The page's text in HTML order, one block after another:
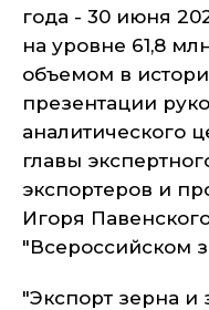
года - 30 июня
на уровне 61,8
объемом в
презентации
аналитического
главы
экспортеров и
Игоря
"Всероссийском
"Экспорт зерна и